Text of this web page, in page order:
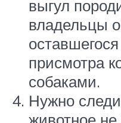
выгул
владельцы
присмотра
собаками.
Нужно
животное не